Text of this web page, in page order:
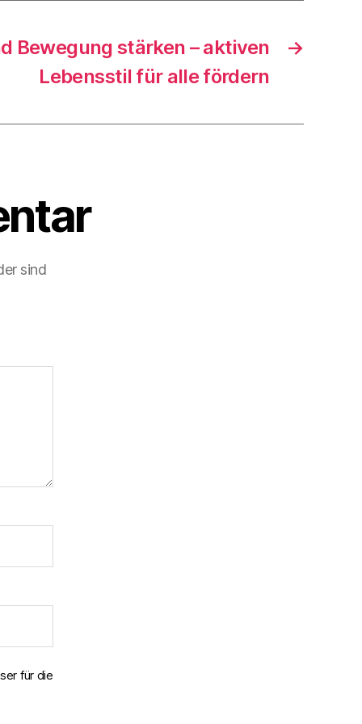
→
Bewegung stärken – aktiven
Lebensstil für alle fördern
sind
für die